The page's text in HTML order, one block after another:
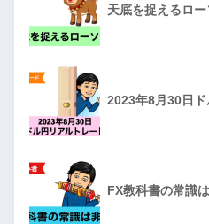
天底を捉えるロ
2023年8月30日
FX教科書の常識